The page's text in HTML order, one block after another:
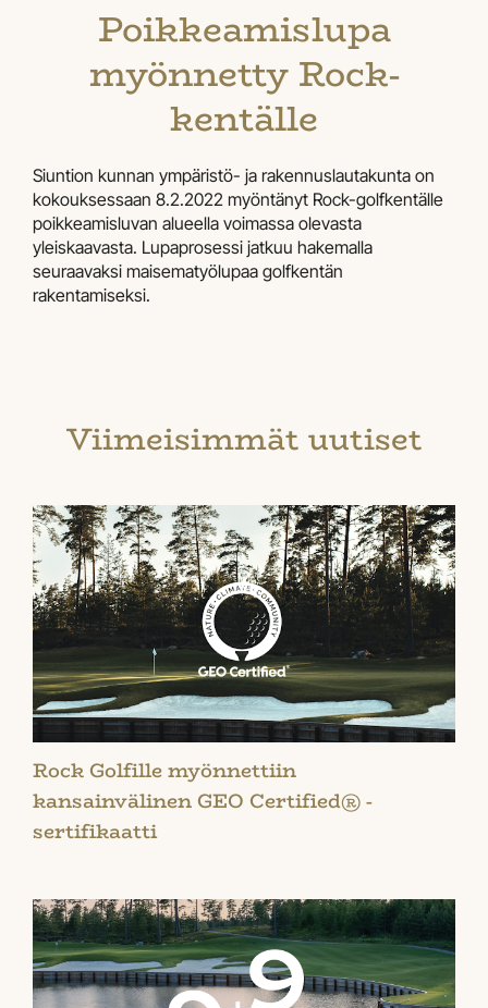
Poikkeamislupa
myönnetty Rock-
kentälle
Siuntion kunnan ympäristö- ja rakennuslautakunta on
kokouksessaan 8.2.2022 myöntänyt Rock-golfkentälle
poikkeamisluvan alueella voimassa olevasta
yleiskaavasta. Lupaprosessi jatkuu hakemalla
seuraavaksi maisematyölupaa golfkentän
rakentamiseksi.
Viimeisimmät uutiset
Rock Golfille myönnettiin
kansainvälinen GEO Certified® -
sertifikaatti